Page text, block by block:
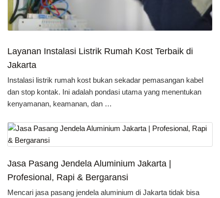
Layanan Instalasi Listrik Rumah Kost Terbaik di
Jakarta
Instalasi listrik rumah kost bukan sekadar pemasangan kabel
dan stop kontak. Ini adalah pondasi utama yang menentukan
kenyamanan, keamanan, dan …
Jasa Pasang Jendela Aluminium Jakarta |
Profesional, Rapi & Bergaransi
Mencari jasa pasang jendela aluminium di Jakarta tidak bisa